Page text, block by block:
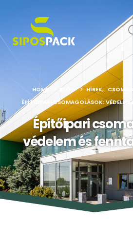
HOME BLOG HÍREK,
ÉPÍTŐIPARI CSOMAGOLÁSOK: VÉDELEM
Építőipari
védelem és